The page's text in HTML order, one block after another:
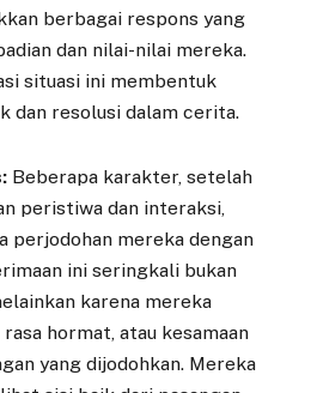
berbagai respons yang
dan nilai-nilai mereka.
situasi ini membentuk
dan resolusi dalam cerita.
Beberapa karakter, setelah
peristiwa dan interaksi,
perjodohan mereka dengan
ini seringkali bukan
karena mereka
hormat, atau kesamaan
yang dijodohkan. Mereka